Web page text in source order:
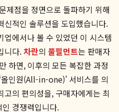
제점을 정면으로 돌파하기 위해
적인 솔루션을 도입했습니다.
에서나 볼 수 있었던 이 시스템
니다.차란의 풀필먼트는 판매자
하면, 이후의 모든 복잡한 과정
인원(All-in-one)’ 서비스를 의
의 편의성을, 구매자에게는 최
경쟁력입니다.